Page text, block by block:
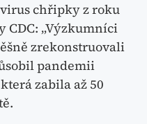
chřipky z roku
CDC: „Výzkumníci
zrekonstruovali
pandemii
zabila až 50